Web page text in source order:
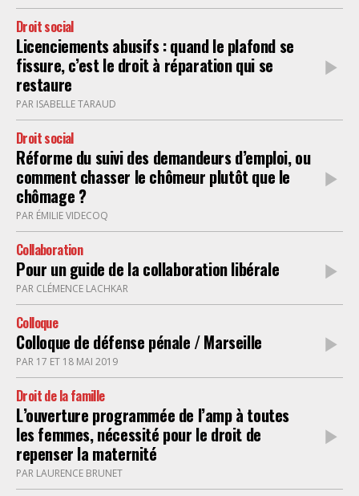
Droit social
Licenciements abusifs : quand le plafond se
fissure, c’est le droit à réparation qui se
restaure
PAR ISABELLE TARAUD
Droit social
Réforme du suivi des demandeurs d’emploi, ou
comment chasser le chômeur plutôt que le
chômage ?
PAR ÉMILIE VIDECOQ
Collaboration
Pour un guide de la collaboration libérale
PAR CLÉMENCE LACHKAR
Colloque
Colloque de défense pénale / Marseille
PAR 17 ET 18 MAI 2019
Droit de la famille
L’ouverture programmée de l’amp à toutes
les femmes, nécessité pour le droit de
repenser la maternité
PAR LAURENCE BRUNET